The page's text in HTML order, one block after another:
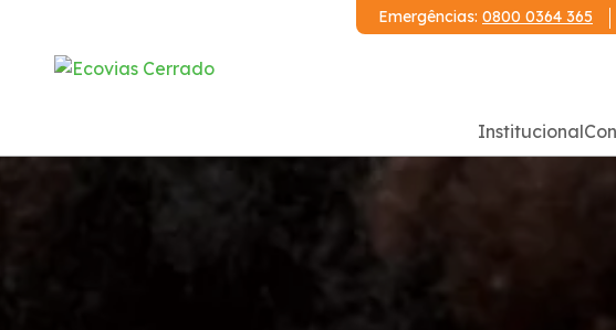
Emergências: 0800 0364 365
Institucional